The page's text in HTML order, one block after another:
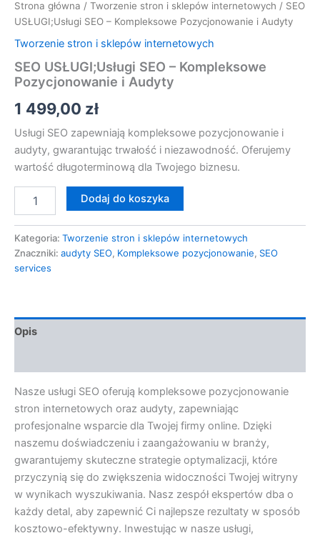
Strona główna / Tworzenie stron i sklepów internetowych / SEO
USŁUGI;Usługi SEO – Kompleksowe Pozycjonowanie i Audyty
Tworzenie stron i sklepów internetowych
SEO USŁUGI;Usługi SEO – Kompleksowe
Pozycjonowanie i Audyty
1 499,00 zł
Usługi SEO zapewniają kompleksowe pozycjonowanie i
audyty, gwarantując trwałość i niezawodność. Oferujemy
wartość długoterminową dla Twojego biznesu.
Dodaj do koszyka
Kategoria: Tworzenie stron i sklepów internetowych
Znaczniki: audyty SEO, Kompleksowe pozycjonowanie, SEO
services
Opis
Nasze usługi SEO oferują kompleksowe pozycjonowanie
stron internetowych oraz audyty, zapewniając
profesjonalne wsparcie dla Twojej firmy online. Dzięki
naszemu doświadczeniu i zaangażowaniu w branży,
gwarantujemy skuteczne strategie optymalizacji, które
przyczynią się do zwiększenia widoczności Twojej witryny
w wynikach wyszukiwania. Nasz zespół ekspertów dba o
każdy detal, aby zapewnić Ci najlepsze rezultaty w sposób
kosztowo-efektywny. Inwestując w nasze usługi,